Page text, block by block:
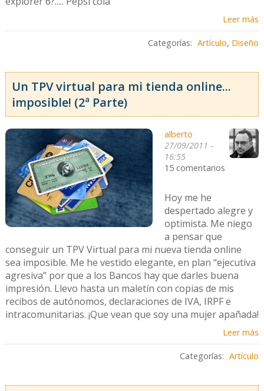
Leer más
Categorías: Artículo, Diseño
Un TPV virtual para mi tienda online...
imposible! (2ª Parte)
alberto
27/09/2011 -
16:55
15 comentarios
Hoy me he
despertado alegre y
optimista. Me niego
a pensar que
conseguir un TPV Virtual para mi nueva tienda online
sea imposible. Me he vestido elegante, en plan “ejecutiva
agresiva” por que a los Bancos hay que darles buena
impresión. Llevo hasta un maletín con copias de mis
recibos de autónomos, declaraciones de IVA, IRPF e
intracomunitarias. ¡Que vean que soy una mujer apañada!
Leer más
Categorías: Artículo